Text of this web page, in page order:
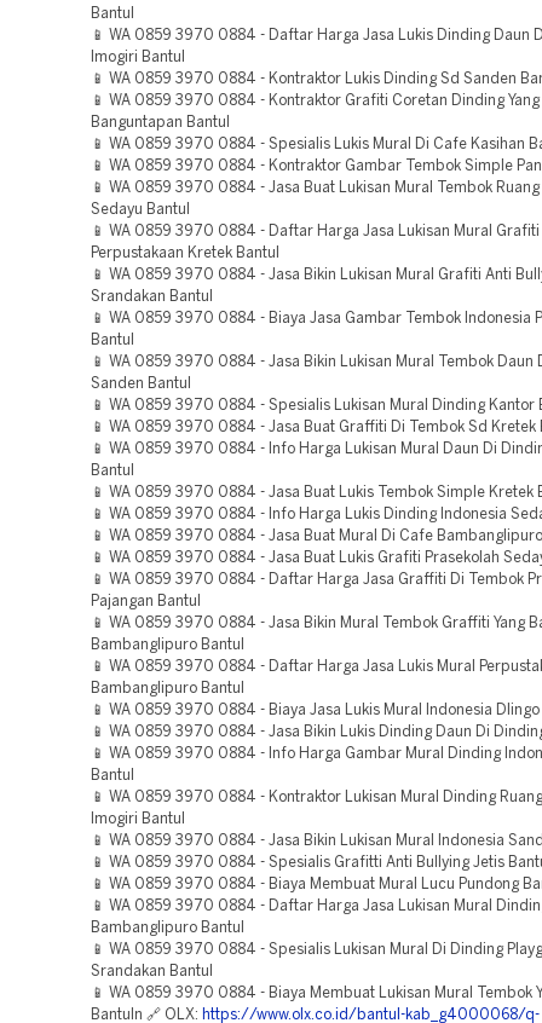
Bantul
📱 WA 0859 3970 0884 - Daftar Harga Jasa Lukis Dinding Daun
Imogiri Bantul
📱 WA 0859 3970 0884 - Kontraktor Lukis Dinding Sd Sanden
📱 WA 0859 3970 0884 - Kontraktor Grafiti Coretan Dinding Yang
Banguntapan Bantul
📱 WA 0859 3970 0884 - Spesialis Lukis Mural Di Cafe Kasihan
📱 WA 0859 3970 0884 - Kontraktor Gambar Tembok Simple
📱 WA 0859 3970 0884 - Jasa Buat Lukisan Mural Tembok Ruang
Sedayu Bantul
📱 WA 0859 3970 0884 - Daftar Harga Jasa Lukisan Mural Grafiti
Perpustakaan Kretek Bantul
📱 WA 0859 3970 0884 - Jasa Bikin Lukisan Mural Grafiti Anti
Srandakan Bantul
📱 WA 0859 3970 0884 - Biaya Jasa Gambar Tembok Indonesia
Bantul
📱 WA 0859 3970 0884 - Jasa Bikin Lukisan Mural Tembok Daun
Sanden Bantul
📱 WA 0859 3970 0884 - Spesialis Lukisan Mural Dinding Kantor
📱 WA 0859 3970 0884 - Jasa Buat Graffiti Di Tembok Sd Kretek
📱 WA 0859 3970 0884 - Info Harga Lukisan Mural Daun Di
Bantul
📱 WA 0859 3970 0884 - Jasa Buat Lukis Tembok Simple Kretek
📱 WA 0859 3970 0884 - Info Harga Lukis Dinding Indonesia
📱 WA 0859 3970 0884 - Jasa Buat Mural Di Cafe
📱 WA 0859 3970 0884 - Jasa Buat Lukis Grafiti Prasekolah
📱 WA 0859 3970 0884 - Daftar Harga Jasa Graffiti Di Tembok
Pajangan Bantul
📱 WA 0859 3970 0884 - Jasa Bikin Mural Tembok Graffiti Yang
Bambanglipuro Bantul
📱 WA 0859 3970 0884 - Daftar Harga Jasa Lukis Mural
Bambanglipuro Bantul
📱 WA 0859 3970 0884 - Biaya Jasa Lukis Mural Indonesia
📱 WA 0859 3970 0884 - Jasa Bikin Lukis Dinding Daun Di
📱 WA 0859 3970 0884 - Info Harga Gambar Mural Dinding
Bantul
📱 WA 0859 3970 0884 - Kontraktor Lukisan Mural Dinding
Imogiri Bantul
📱 WA 0859 3970 0884 - Jasa Bikin Lukisan Mural Indonesia
📱 WA 0859 3970 0884 - Spesialis Grafitti Anti Bullying Jetis
📱 WA 0859 3970 0884 - Biaya Membuat Mural Lucu Pundong
📱 WA 0859 3970 0884 - Daftar Harga Jasa Lukisan Mural
Bambanglipuro Bantul
📱 WA 0859 3970 0884 - Spesialis Lukisan Mural Di Dinding
Srandakan Bantul
📱 WA 0859 3970 0884 - Biaya Membuat Lukisan Mural Tembok
Bantuln 🔗 OLX: https://www.olx.co.id/bantul-kab_g4000068/q-